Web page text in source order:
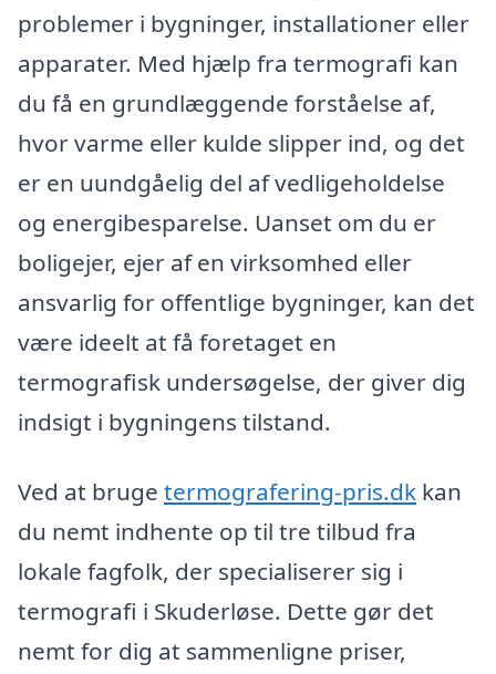
problemer i bygninger, installationer eller
apparater. Med hjælp fra termografi kan
du få en grundlæggende forståelse af,
hvor varme eller kulde slipper ind, og det
er en uundgåelig del af vedligeholdelse
og energibesparelse. Uanset om du er
boligejer, ejer af en virksomhed eller
ansvarlig for offentlige bygninger, kan det
være ideelt at få foretaget en
termografisk undersøgelse, der giver dig
indsigt i bygningens tilstand.
Ved at bruge termografering-pris.dk kan
du nemt indhente op til tre tilbud fra
lokale fagfolk, der specialiserer sig i
termografi i Skuderløse. Dette gør det
nemt for dig at sammenligne priser,